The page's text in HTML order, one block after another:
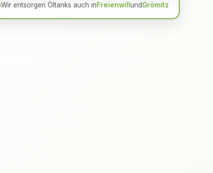
Wir entsorgen Öltanks auch inFreienwillundGrömitz